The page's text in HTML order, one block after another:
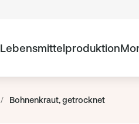
Lebensmittelproduktion
/ Bohnenkraut, getrocknet